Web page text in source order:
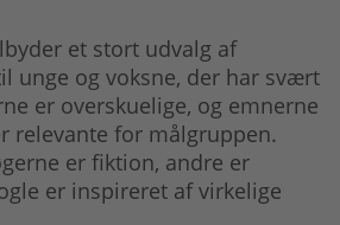
et stort udvalg af
unge og voksne, der har svært
er overskuelige, og emnerne
relevante for målgruppen.
er fiktion, andre er
er inspireret af virkelige